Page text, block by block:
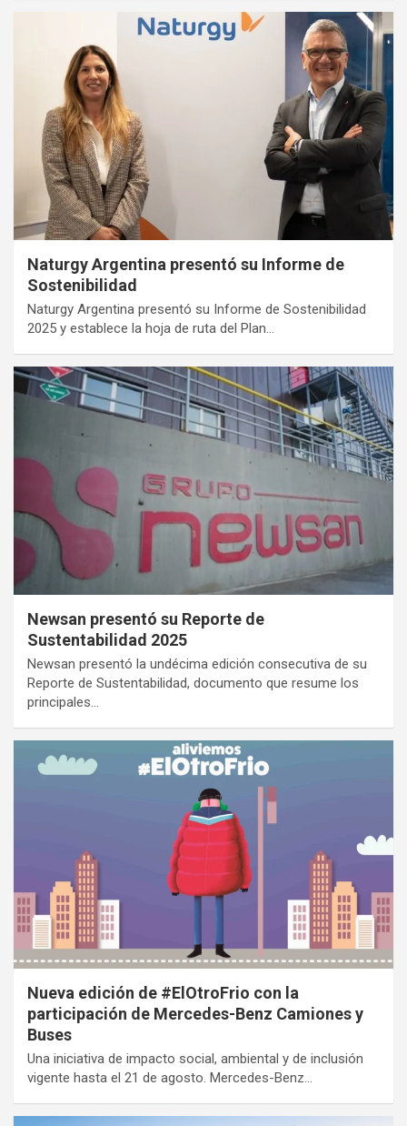
Naturgy Argentina presentó su Informe de
Sostenibilidad
Naturgy Argentina presentó su Informe de Sostenibilidad
2025 y establece la hoja de ruta del Plan…
Newsan presentó su Reporte de
Sustentabilidad 2025
Newsan presentó la undécima edición consecutiva de su
Reporte de Sustentabilidad, documento que resume los
principales…
Nueva edición de #ElOtroFrio con la
participación de Mercedes-Benz Camiones y
Buses
Una iniciativa de impacto social, ambiental y de inclusión
vigente hasta el 21 de agosto. Mercedes-Benz…